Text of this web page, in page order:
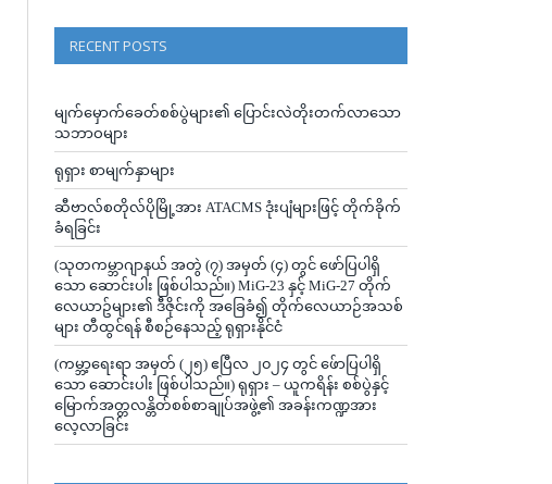
RECENT POSTS
မျက်မှောက်ခေတ်စစ်ပွဲများ၏ ပြောင်းလဲတိုးတက်လာသော
သဘာဝများ
ရုရှား စာမျက်နှာများ
ဆီဗာလ်စတိုလ်ပိုမြို့အား ATACMS ဒုံးပျံများဖြင့် တိုက်ခိုက်
ခံရခြင်း
(သုတကမ္ဘာဂျာနယ် အတွဲ (၇) အမှတ် (၄) တွင် ဖော်ပြပါရှိ
သော ဆောင်းပါး ဖြစ်ပါသည်။) MiG-23 နှင့် MiG-27 တိုက်
လေယာဥ်များ၏ ဒီဇိုင်းကို အခြေခံ၍ တိုက်လေယာဉ်အသစ်
များ တီထွင်ရန် စီစဉ်နေသည့် ရုရှားနိုင်ငံ
(ကမ္ဘာ့ရေးရာ အမှတ် (၂၅) ဧပြီလ ၂၀၂၄ တွင် ဖ်ောပြပါရှိ
သော ဆောင်းပါး ဖြစ်ပါသည်။) ရုရှား – ယူကရိန်း စစ်ပွဲနှင့်
မြောက်အတ္တလန္တိတ်စစ်စာချုပ်အဖွဲ့၏ အခန်းကဏ္ဍအား
လေ့လာခြင်း